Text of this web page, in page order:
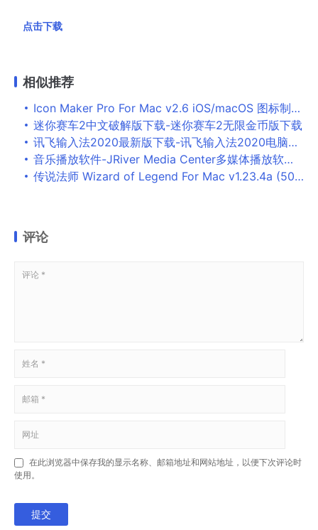
点击下载
相似推荐
Icon Maker Pro For Mac v2.6 iOS/macOS 图标制作工具
迷你赛车2中文破解版下载-迷你赛车2无限金币版下载
讯飞输入法2020最新版下载-讯飞输入法2020电脑版下载 v9.1.97
音乐播放软件-JRiver Media Center多媒体播放软件 v29.0.67汉化破解版下载
传说法师 Wizard of Legend For Mac v1.23.4a (50157) 地牢风动作游戏中文版
评论
在此浏览器中保存我的显示名称、邮箱地址和网站地址，以便下次评论时
使用。
提交